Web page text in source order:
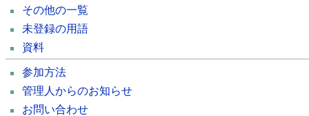
その他の一覧
未登録の用語
資料
参加方法
管理人からのお知らせ
お問い合わせ